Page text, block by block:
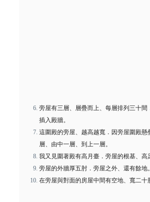
旁屋有三層、層疊而上、每層排列三十
插入殿牆。
這圍殿的旁屋、越高越寬．因旁屋圍殿
層、由中一層、到上一層。
我又見圍著殿有高月臺．旁屋的根基、高
旁屋的外牆厚五肘．旁屋之外、還有餘地。
在旁屋與對面的房屋中間有空地、寬二十